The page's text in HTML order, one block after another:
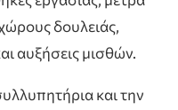
δουλειάς,
αυξήσεις μισθών.
και την